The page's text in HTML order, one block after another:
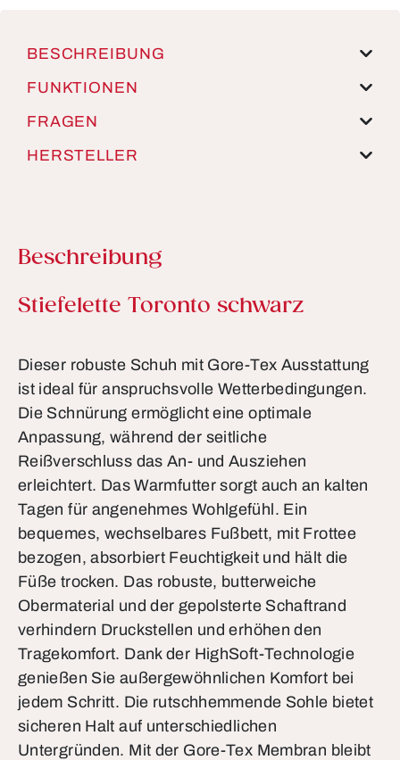
BESCHREIBUNG
FUNKTIONEN
FRAGEN
HERSTELLER
Beschreibung
Produktinformationen
Stiefelette Toronto schwarz
Dieser robuste Schuh mit Gore-Tex Ausstattung
ist ideal für anspruchsvolle Wetterbedingungen.
Die Schnürung ermöglicht eine optimale
Anpassung, während der seitliche
Reißverschluss das An- und Ausziehen
erleichtert. Das Warmfutter sorgt auch an kalten
Tagen für angenehmes Wohlgefühl. Ein
bequemes, wechselbares Fußbett, mit Frottee
bezogen, absorbiert Feuchtigkeit und hält die
Füße trocken. Das robuste, butterweiche
Obermaterial und der gepolsterte Schaftrand
verhindern Druckstellen und erhöhen den
Tragekomfort. Dank der HighSoft-Technologie
genießen Sie außergewöhnlichen Komfort bei
jedem Schritt. Die rutschhemmende Sohle bietet
sicheren Halt auf unterschiedlichen
Untergründen. Mit der Gore-Tex Membran bleibt